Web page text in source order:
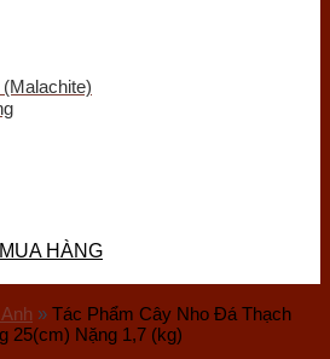
HÀNG
» Tác Phẩm Cây Nho Đá Thạch
25(cm) Nặng 1,7 (kg)